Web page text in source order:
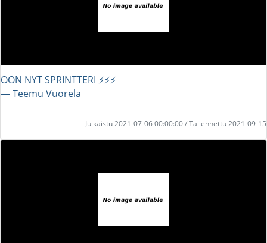
OON NYT SPRINTTERI ⚡⚡⚡
― Teemu Vuorela
Julkaistu 2021-07-06 00:00:00 / Tallennettu 2021-09-15